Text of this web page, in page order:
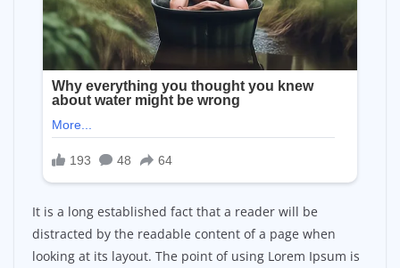
It is a long established fact that a reader will be
distracted by the readable content of a page when
looking at its layout. The point of using Lorem Ipsum is